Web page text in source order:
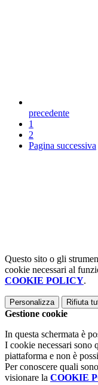
precedente
1
2
Pagina successiva
Questo sito o gli
cookie necessari al
COOKIE POLICY.
Personalizza Rifiuta
Gestione cookie
In questa schermata è
I cookie necessari sono
piattaforma e non è
Per conoscere quali
visionare la COOKIE